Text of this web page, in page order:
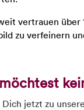
vertrauen über
zu verfeinern
Dich jetzt zu